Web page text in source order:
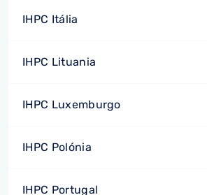
IHPC Itália
IHPC Lituania
IHPC Luxemburgo
IHPC Polónia
IHPC Portugal